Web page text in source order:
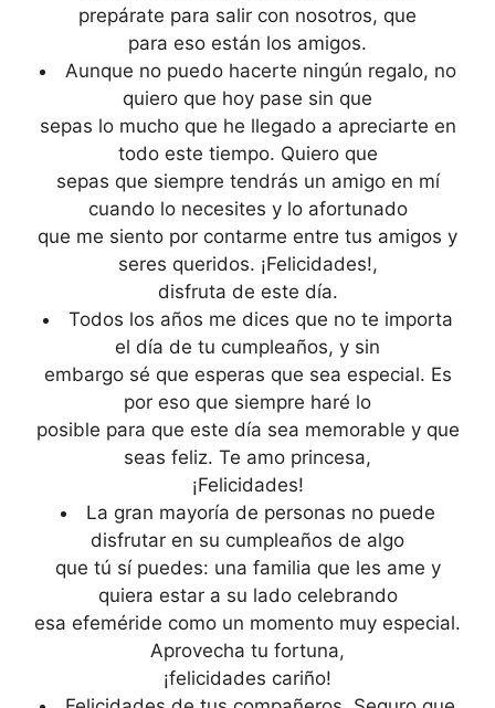
prepárate para salir con nosotros, que
para eso están los amigos.
Aunque no puedo hacerte ningún regalo, no
quiero que hoy pase sin que
sepas lo mucho que he llegado a apreciarte en
todo este tiempo. Quiero que
sepas que siempre tendrás un amigo en mí
cuando lo necesites y lo afortunado
que me siento por contarme entre tus amigos y
seres queridos. ¡Felicidades!,
disfruta de este día.
Todos los años me dices que no te importa
el día de tu cumpleaños, y sin
embargo sé que esperas que sea especial. Es
por eso que siempre haré lo
posible para que este día sea memorable y que
seas feliz. Te amo princesa,
¡Felicidades!
La gran mayoría de personas no puede
disfrutar en su cumpleaños de algo
que tú sí puedes: una familia que les ame y
quiera estar a su lado celebrando
esa efeméride como un momento muy especial.
Aprovecha tu fortuna,
¡felicidades cariño!